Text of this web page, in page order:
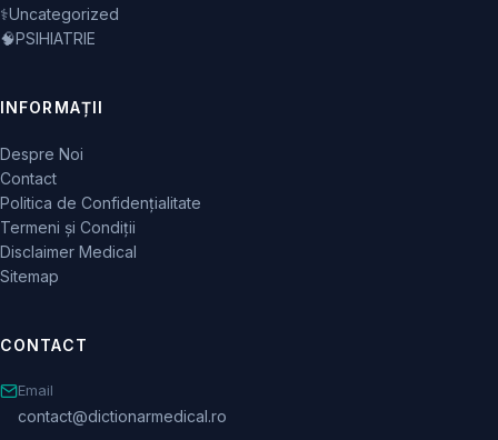
⚕️Uncategorized
🧠PSIHIATRIE
INFORMAȚII
Despre Noi
Contact
Politica de Confidențialitate
Termeni și Condiții
Disclaimer Medical
Sitemap
CONTACT
Email
contact@dictionarmedical.ro